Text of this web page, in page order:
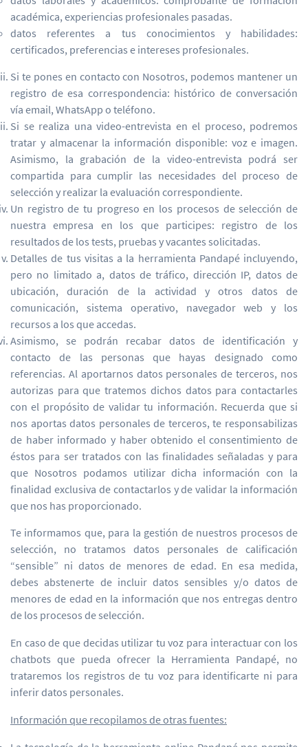
académica, experiencias profesionales pasadas.
datos referentes a tus conocimientos y habilidades:
certificados, preferencias e intereses profesionales.
Si te pones en contacto con Nosotros, podemos mantener un
registro de esa correspondencia: histórico de conversación
vía email, WhatsApp o teléfono.
Si se realiza una video-entrevista en el proceso, podremos
tratar y almacenar la información disponible: voz e imagen.
Asimismo, la grabación de la video-entrevista podrá ser
compartida para cumplir las necesidades del proceso de
selección y realizar la evaluación correspondiente.
Un registro de tu progreso en los procesos de selección de
nuestra empresa en los que participes: registro de los
resultados de los tests, pruebas y vacantes solicitadas.
Detalles de tus visitas a la herramienta Pandapé incluyendo,
pero no limitado a, datos de tráfico, dirección IP, datos de
ubicación, duración de la actividad y otros datos de
comunicación, sistema operativo, navegador web y los
recursos a los que accedas.
Asimismo, se podrán recabar datos de identificación y
contacto de las personas que hayas designado como
referencias. Al aportarnos datos personales de terceros, nos
autorizas para que tratemos dichos datos para contactarles
con el propósito de validar tu información. Recuerda que si
nos aportas datos personales de terceros, te responsabilizas
de haber informado y haber obtenido el consentimiento de
éstos para ser tratados con las finalidades señaladas y para
que Nosotros podamos utilizar dicha información con la
finalidad exclusiva de contactarlos y de validar la información
que nos has proporcionado.
Te informamos que, para la gestión de nuestros procesos de
selección, no tratamos datos personales de calificación
“sensible” ni datos de menores de edad. En esa medida,
debes abstenerte de incluir datos sensibles y/o datos de
menores de edad en la información que nos entregas dentro
de los procesos de selección.
En caso de que decidas utilizar tu voz para interactuar con los
chatbots que pueda ofrecer la Herramienta Pandapé, no
trataremos los registros de tu voz para identificarte ni para
inferir datos personales.
Información que recopilamos de otras fuentes: